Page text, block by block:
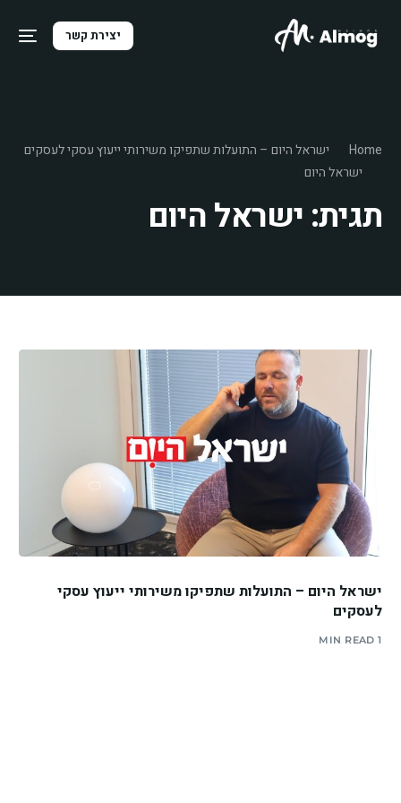
יצירת קשר
Home
ישראל היום – התועלות שתפיקו משירותי ייעוץ עסקי לעסקים
ישראל היום
תגית: ישראל היום
ישראל היום – התועלות שתפיקו משירותי ייעוץ עסקי
לעסקים
1 MIN READ